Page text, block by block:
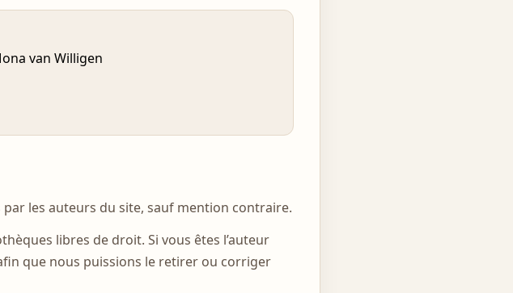
van Willigen
les auteurs du site, sauf mention contraire.
libres de droit. Si vous êtes l’auteur
que nous puissions le retirer ou corriger